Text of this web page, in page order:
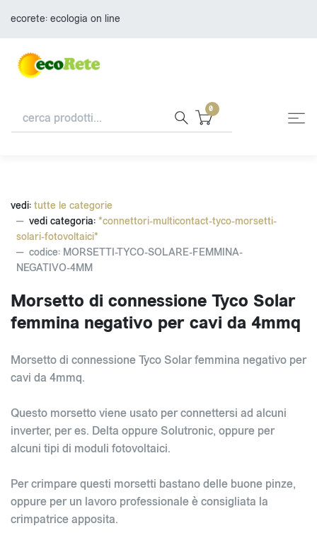
ecorete: ecologia on line
0
vedi: tutte le categorie
vedi categoria: *connettori-multicontact-tyco-morsetti-
solari-fotovoltaici*
codice: MORSETTI-TYCO-SOLARE-FEMMINA-
NEGATIVO-4MM
Morsetto di connessione Tyco Solar
femmina negativo per cavi da 4mmq
Morsetto di connessione Tyco Solar femmina negativo per
cavi da 4mmq.
Questo morsetto viene usato per connettersi ad alcuni
inverter, per es. Delta oppure Solutronic, oppure per
alcuni tipi di moduli fotovoltaici.
Per crimpare questi morsetti bastano delle buone pinze,
oppure per un lavoro professionale è consigliata la
crimpatrice apposita.